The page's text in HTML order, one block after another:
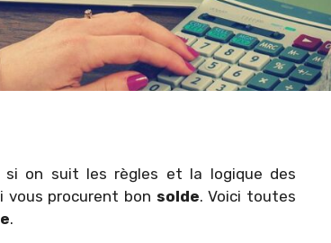
si on suit les règles et la logique des
vous procurent bon solde. Voici toutes
.